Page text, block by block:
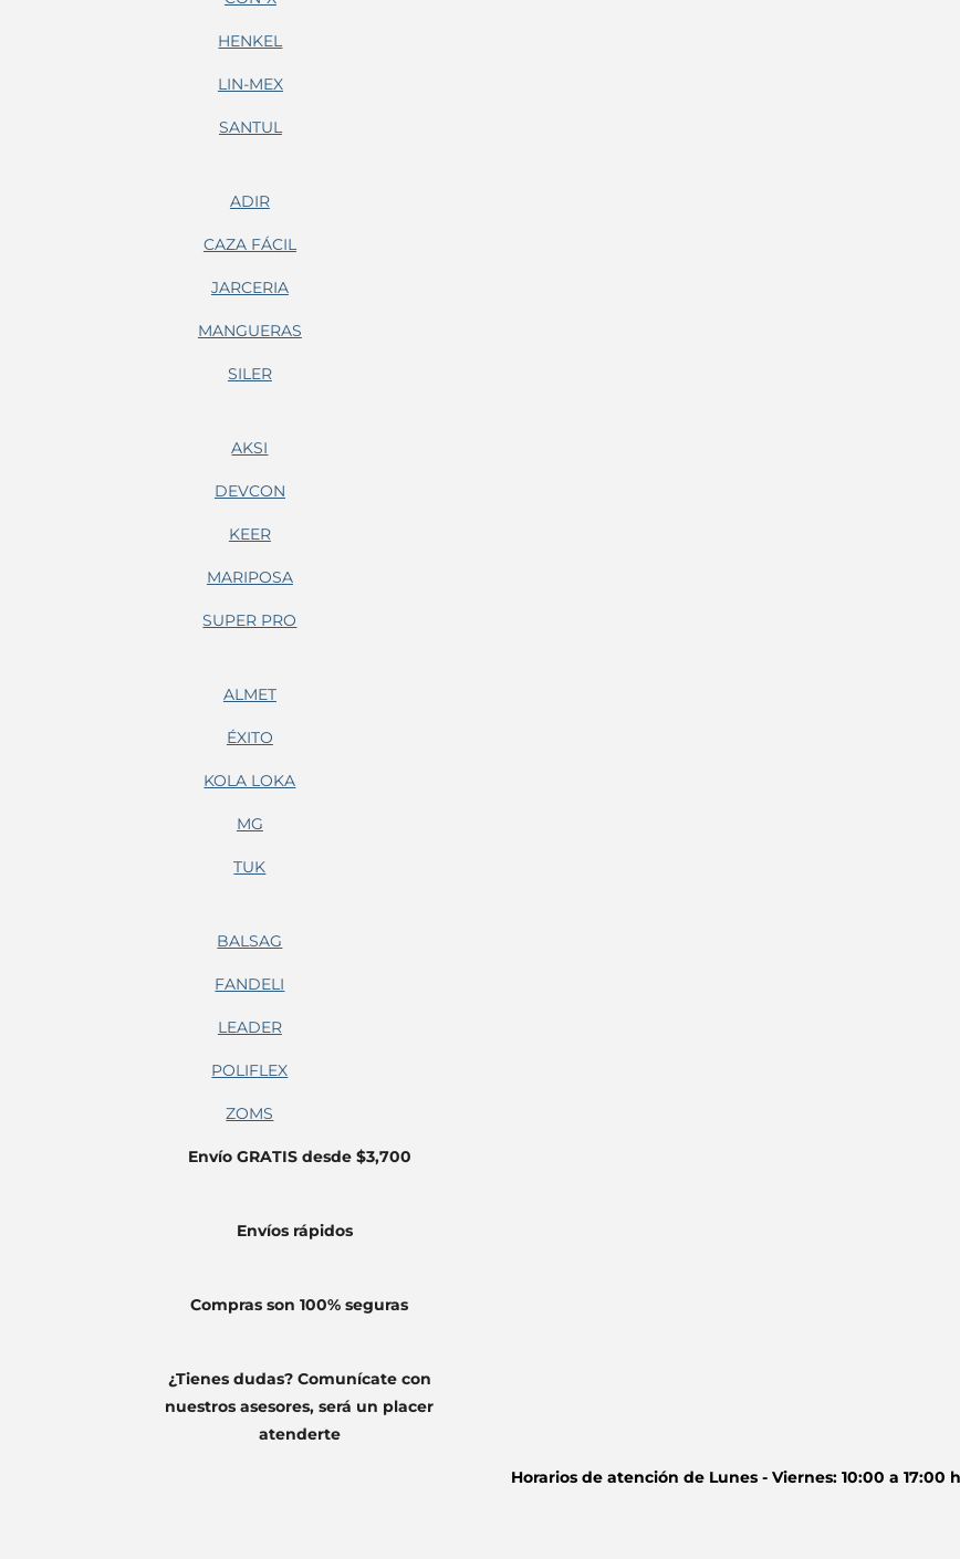
HENKEL
LIN-MEX
SANTUL
ADIR
CAZA FÁCIL
JARCERIA
MANGUERAS
SILER
AKSI
DEVCON
KEER
MARIPOSA
SUPER PRO
ALMET
ÉXITO
KOLA LOKA
MG
TUK
BALSAG
FANDELI
LEADER
POLIFLEX
ZOMS
Envío GRATIS desde $3,700
Envíos rápidos
Compras son 100% seguras
¿Tienes dudas? Comunícate con
nuestros asesores, será un placer
atenderte
Horarios de atención de Lunes - Viernes: 10:00 a 17:00